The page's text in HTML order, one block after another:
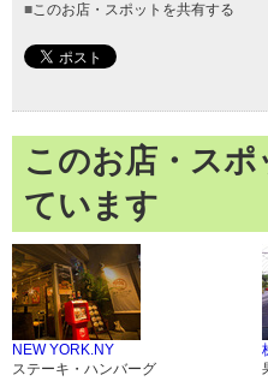
■このお店・スポットを共有する
このお店・ス
ています
NEW YORK.NY
ステーキ・ハンバーグ